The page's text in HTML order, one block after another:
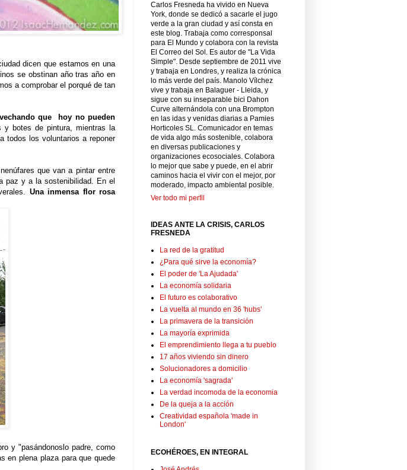
dicen que estamos en una
se obstinan año tras año en
a comprobar el porqué de tan
que hoy no pueden
y botes de pintura, mientras la
todos los voluntarios a reponer
que van a pintar entre
paz y a la sostenibilidad. En el
Una inmensa flor rosa
y "pasándonoslo padre, como
en plena plaza para que quede
Carlos Fresneda ha vivido en Nueva
York, donde se dedicó a sacarle el jugo
verde a la gran ciudad y así consta en
este blog. Trabaja como corresponsal
para El Mundo y colabora con la revista
El Correo del Sol. Es autor de "La Vida
Simple". Desde septiembre de 2011 vive
y trabaja en Londres, y realiza la crónica
lo más verde del país. Manolo Vílchez
vive y trabaja en Balaguer - Lleida, y
sigue con su inseparable bici Dahon
Curve alternándola con una Brompton
en las idas y venidas diarias a Pamies
Horticoles SL. Comunicador en temas
de vida algo más sostenible, colabora
en diversas publicaciones y
organizaciones ecosociales. Colabora
lo mejor que sabe y puede, en el abrir
caminos hacia el vivir con el mejor, por
moderado, impacto ambiental posible.
Ver todo mi perfil
IDEAS ANTE LA CRISIS, CARLOS
FRESNEDA
La red de la gratitud
¿Para qué sirve la economía?
El poder de 'La Ajudada'
La economía solidaria
El futuro es colaborativo
La vuelta al mundo en 36 'hubs'
La primavera de la transición
La mayoría exprimida
El emprendimiento llega a tu pueblo
17 años viviendo sin dinero
Solucionadores a domicilio
La economía 'sagrada'
La verdad incomoda de la economia
De la queja a la acción
Creatividad española 'made in
London'
ECOHÉROES, EN INTEGRAL